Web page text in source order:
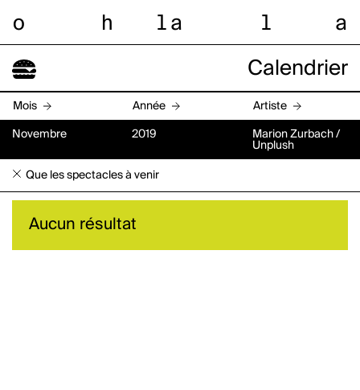
o h l a l a
Calendrier
Mois Année Artiste
Novembre 2019
Marion Zurbach /
Unplush
Que les spectacles à venir
Aucun résultat